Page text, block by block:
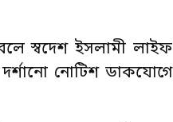
স্বদেশ ইসলামী লাইফ
দর্শানো নোটিশ ডাকযোগে